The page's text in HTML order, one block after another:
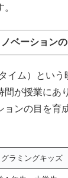
ーションの
イム）とい
間が授業にあ
ョンの目を育
グラミングキッズ